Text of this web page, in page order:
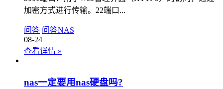
加密方式进行传输。22端口...
问答 问答NAS
08-24
查看详情 »
nas一定要用nas硬盘吗?